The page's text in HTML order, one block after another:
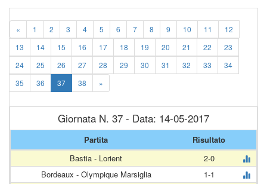
« 1 2 3 4 5 6 7 8 9 10 11
12
13
14 15 16 17 18 19 20 21 22
23
24
25 26 27 28 29 30 31 32 33
34
35
36 37 38 »
Giornata N. 37 - Data: 14-05-2017
Partita
Risultato
Bastia - Lorient
2-0
Bordeaux - Olympique Marsiglia
1-1